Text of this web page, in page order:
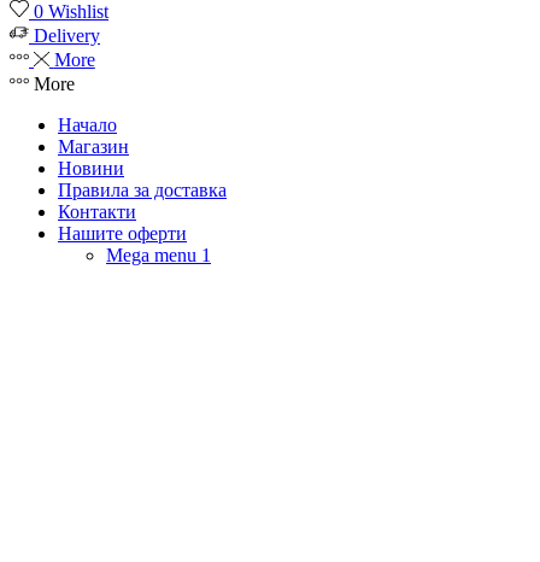
0 Wishlist
Delivery
More
More
Начало
Магазин
Новини
Правила за доставка
Контакти
Нашите оферти
Mega menu 1